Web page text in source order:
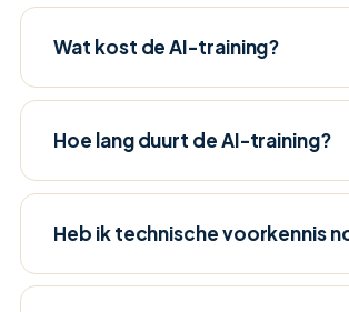
Wat kost de AI-training?
Hoe lang duurt de AI-training?
Heb ik technische voorkennis